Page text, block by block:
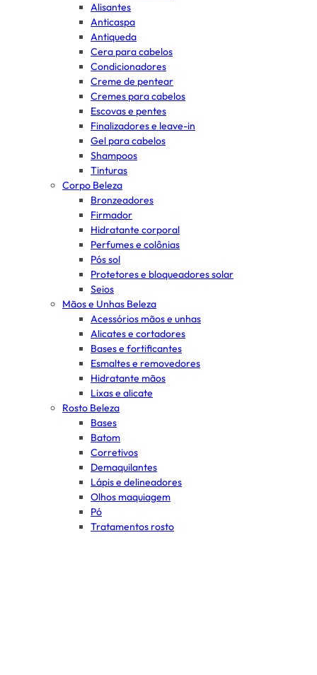
Alisantes
Anticaspa
Antiqueda
Cera para cabelos
Condicionadores
Creme de pentear
Cremes para cabelos
Escovas e pentes
Finalizadores e leave-in
Gel para cabelos
Shampoos
Tinturas
Corpo Beleza
Bronzeadores
Firmador
Hidratante corporal
Perfumes e colônias
Pós sol
Protetores e bloqueadores solar
Seios
Mãos e Unhas Beleza
Acessórios mãos e unhas
Alicates e cortadores
Bases e fortificantes
Esmaltes e removedores
Hidratante mãos
Lixas e alicate
Rosto Beleza
Bases
Batom
Corretivos
Demaquilantes
Lápis e delineadores
Olhos maquiagem
Pó
Tratamentos rosto